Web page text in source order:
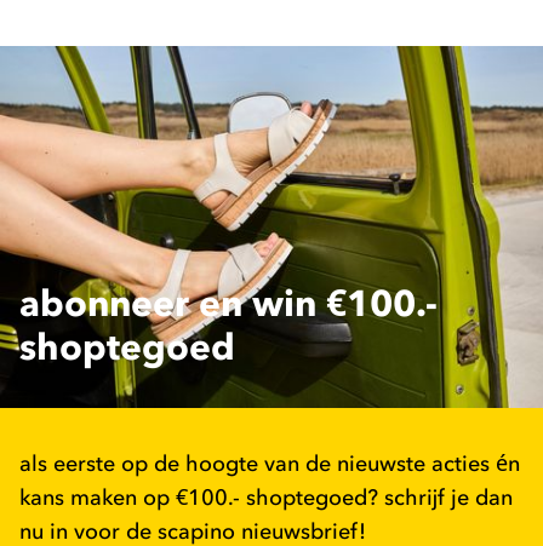
abonneer en win €100.-
shoptegoed
als eerste op de hoogte van de nieuwste acties én
kans maken op €100.- shoptegoed? schrijf je dan
nu in voor de scapino nieuwsbrief!